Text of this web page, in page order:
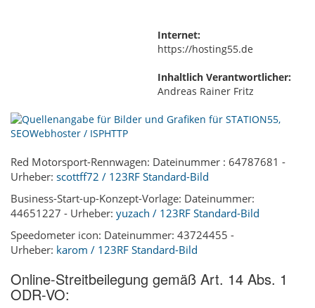
Internet:
https://hosting55.de
Inhaltlich Verantwortlicher:
Andreas Rainer Fritz
Red Motorsport-Rennwagen: Dateinummer : 64787681 -
Urheber: scottff72 / 123RF Standard-Bild
Business-Start-up-Konzept-Vorlage: Dateinummer:
44651227 - Urheber: yuzach / 123RF Standard-Bild
Speedometer icon: Dateinummer: 43724455 -
Urheber: karom / 123RF Standard-Bild
Online-Streitbeilegung gemäß Art. 14 Abs. 1
ODR-VO: